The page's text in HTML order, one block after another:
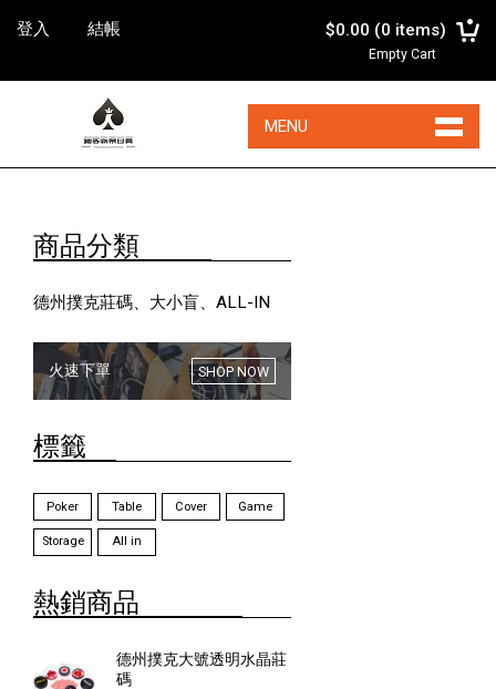
登入 結帳 $0.00 (0 items)
Empty Cart
MENU
商品分類
德州撲克莊碼、大小盲、ALL-IN
火速下單 SHOP NOW
標籤
Poker Table Cover Game
Storage All in
熱銷商品
德州撲克大號透明水晶莊
碼